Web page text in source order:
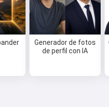
Generador de fotos
de perfil con IA